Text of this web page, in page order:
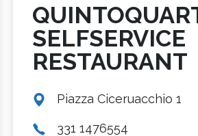
SELFSERVICE
RESTAURANT
Piazza Ciceruacchio 1
331 1476554